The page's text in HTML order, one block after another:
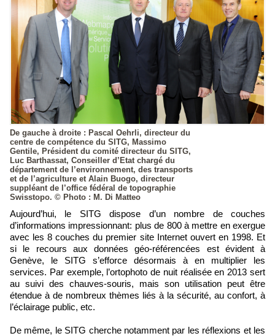
De gauche à droite : Pascal Oehrli, directeur du
centre de compétence du SITG, Massimo
Gentile, Président du comité directeur du SITG,
Luc Barthassat, Conseiller d’Etat chargé du
département de l’environnement, des transports
et de l’agriculture et Alain Buogo, directeur
suppléant de l’office fédéral de topographie
Swisstopo. © Photo : M. Di Matteo
Aujourd’hui, le SITG dispose d’un nombre de couches
d’informations impressionnant: plus de 800 à mettre en exergue
avec les 8 couches du premier site Internet ouvert en 1998. Et
si le recours aux données géo-référencées est évident à
Genève, le SITG s’efforce désormais à en multiplier les
services. Par exemple, l’ortophoto de nuit réalisée en 2013 sert
au suivi des chauves-souris, mais son utilisation peut être
étendue à de nombreux thèmes liés à la sécurité, au confort, à
l’éclairage public, etc.
De même, le SITG cherche notamment par les réflexions et les